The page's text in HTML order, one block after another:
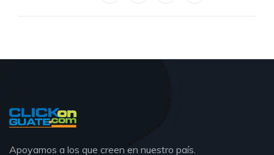
Apoyamos a los que creen en nuestro país.